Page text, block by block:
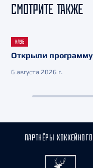
СМОТРИТЕ ТАКЖЕ
КЛУБ
Открыли
6 августа 2026 г.
ПАРТНЁРЫ